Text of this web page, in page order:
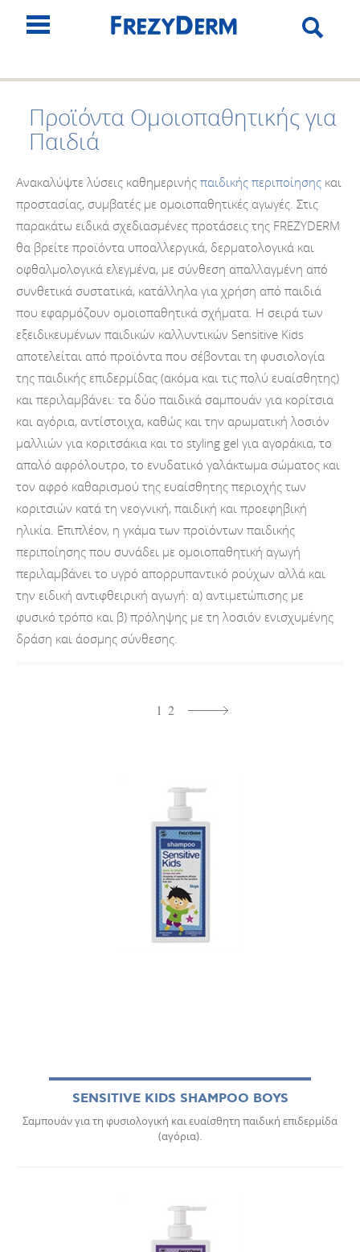
Προϊόντα Ομοιοπαθητικής για
Παιδιά
Ανακαλύψτε λύσεις καθημερινής παιδικής περιποίησης και
προστασίας, συμβατές με ομοιοπαθητικές αγωγές. Στις
παρακάτω ειδικά σχεδιασμένες προτάσεις της FREZYDERM
θα βρείτε προϊόντα υποαλλεργικά, δερματολογικά και
οφθαλμολογικά ελεγμένα, με σύνθεση απαλλαγμένη από
συνθετικά συστατικά, κατάλληλα για χρήση από παιδιά
που εφαρμόζουν ομοιοπαθητικά σχήματα. Η σειρά των
εξειδικευμένων παιδικών καλλυντικών Sensitive Kids
αποτελείται από προϊόντα που σέβονται τη φυσιολογία
της παιδικής επιδερμίδας (ακόμα και τις πολύ ευαίσθητης)
και περιλαμβάνει: τα δύο παιδικά σαμπουάν για κορίτσια
και αγόρια, αντίστοιχα, καθώς και την αρωματική λοσιόν
μαλλιών για κοριτσάκια και το styling gel για αγοράκια, το
απαλό αφρόλουτρο, το ενυδατικό γαλάκτωμα σώματος και
τον αφρό καθαρισμού της ευαίσθητης περιοχής των
κοριτσιών κατά τη νεογνική, παιδική και προεφηβική
ηλικία. Επιπλέον, η γκάμα των προϊόντων παιδικής
περιποίησης που συνάδει με ομοιοπαθητική αγωγή
περιλαμβάνει το υγρό απορρυπαντικό ρούχων αλλά και
την ειδική αντιφθειρική αγωγή: α) αντιμετώπισης με
φυσικό τρόπο και β) πρόληψης με τη λοσιόν ενισχυμένης
δράση και άοσμης σύνθεσης.
1 2
SENSITIVE KIDS SHAMPOO BOYS
Σαμπουάν για τη φυσιολογική και ευαίσθητη παιδική επιδερμίδα
(αγόρια).